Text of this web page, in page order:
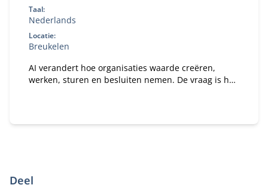
Taal:
Nederlands
Locatie:
Breukelen
AI verandert hoe organisaties waarde creëren,
werken, sturen en besluiten nemen. De vraag is hoe
toezichthouder.
Deel